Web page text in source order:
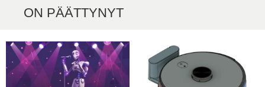
ON PÄÄTTYNYT